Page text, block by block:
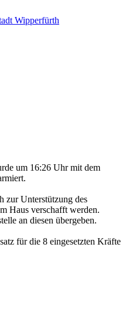
um 16:26 Uhr mit dem
zur Unterstützung des
Haus verschafft werden.
an diesen übergeben.
für die 8 eingesetzten Kräfte